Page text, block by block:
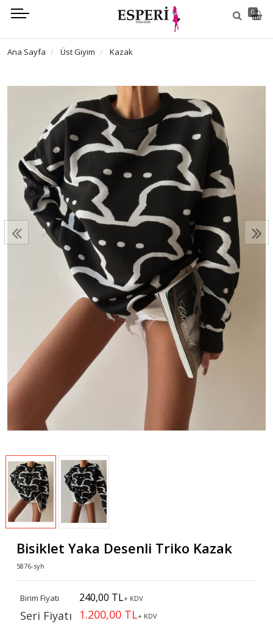
0
Ana Sayfa Üst Giyim Kazak
Bisiklet Yaka Desenli Triko Kazak
5876-syh
Birim Fiyatı 240,00 TL+ KDV
Seri Fiyatı 1.200,00 TL+ KDV